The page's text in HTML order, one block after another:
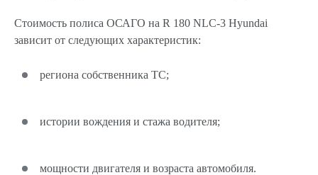
Стоимость полиса ОСАГО на R 180 NLC-3 Hyundai
зависит от следующих характеристик:
региона собственника ТС;
истории вождения и стажа водителя;
мощности двигателя и возраста автомобиля.